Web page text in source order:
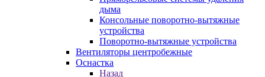
дыма
Консольные поворотно-вытяжные
устройства
Поворотно-вытяжные устройства
Вентиляторы центробежные
Оснастка
Назад